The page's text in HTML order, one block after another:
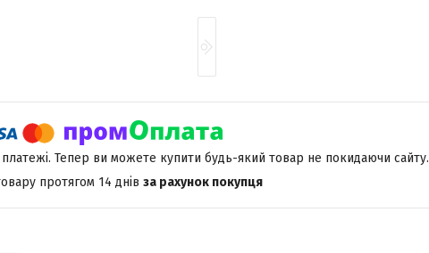
платежі. Тепер ви можете купити будь-який товар не покидаючи сайту.
протягом 14 днів за рахунок покупця